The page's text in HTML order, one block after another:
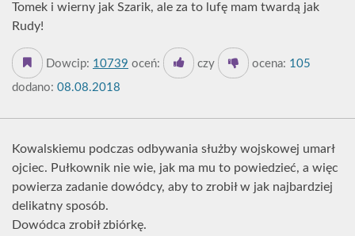
Tomek i wierny jak Szarik, ale za to lufę mam twardą jak
Rudy!
Dowcip: 10739 oceń: czy ocena: 105
dodano: 08.08.2018
Kowalskiemu podczas odbywania służby wojskowej umarł
ojciec. Pułkownik nie wie, jak ma mu to powiedzieć, a więc
powierza zadanie dowódcy, aby to zrobił w jak najbardziej
delikatny sposób.
Dowódca zrobił zbiórkę.